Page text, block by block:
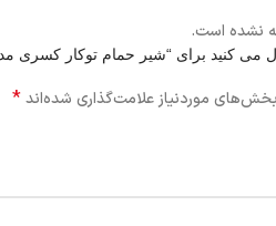
نشده است.
می کنید برای “شیر حمام توکار کسری
بخش‌های موردنیاز علامت‌گذاری شده‌اند*